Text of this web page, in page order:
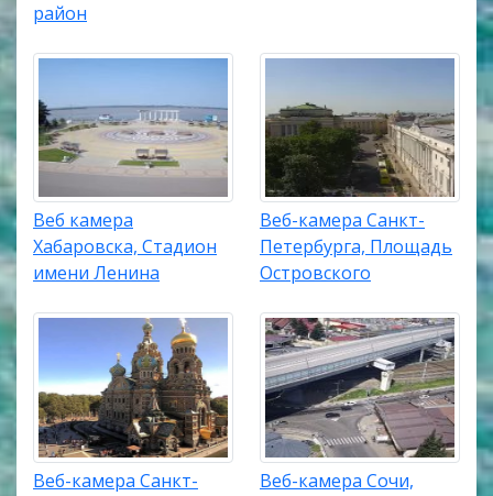
район
Веб камера
Хабаровска, Стадион
имени Ленина
Веб-камера Санкт-
Петербурга, Площадь
Островского
Веб-камера Санкт-
Веб-камера Сочи,